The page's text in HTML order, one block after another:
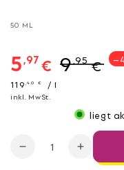
50 ML
Verkaufspreis
5,97€ 9,95 €
Stückpreis
119 ,40 € / pro
l
inkl. MwSt.
liegt
Anzahl
Verringere Erhöhe